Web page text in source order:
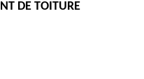
DE TOITURE